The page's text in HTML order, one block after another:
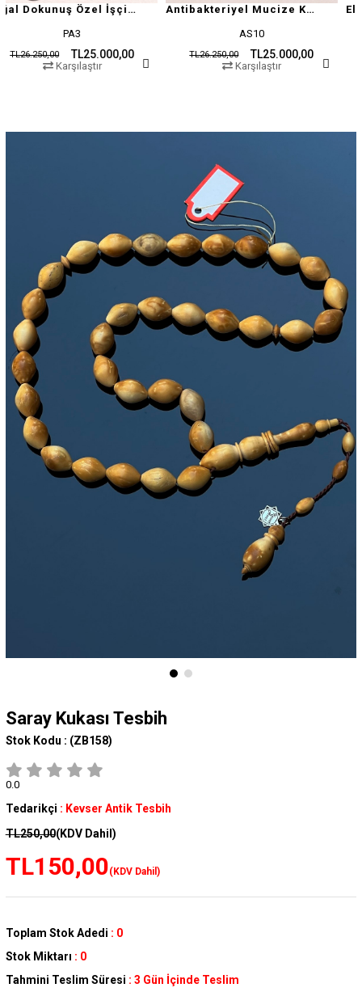
Doğal Dokunuş Özel İşçilikli Kuka
TL25.000,00
Antibakteriyel Mucize Kuka Tesbih
TL25.000,00
TL26.250,00 TL26.250,00
Saray Kukası Tesbih
Stok Kodu : (ZB158)
0.0
Tedarikçi : Kevser Antik Tesbih
TL250,00(KDV Dahil)
TL150,00(KDV Dahil)
Toplam Stok Adedi : 0
Stok Miktarı : 0
Tahmini Teslim Süresi : 3 Gün İçinde Teslim